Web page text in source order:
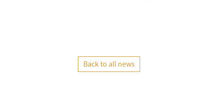
Back to all news